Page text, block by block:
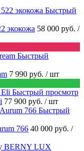
Быстрый
экокожа 58 000 руб. /
Быстрый
7 990 руб. / шт
Быстрый просмотр
77 900 руб. / шт
Быстрый
766 40 000 руб. /